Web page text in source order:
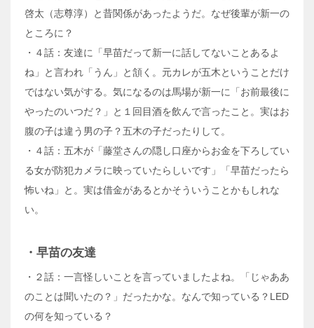
啓太（志尊淳）と昔関係があったようだ。なぜ後輩が新一の
ところに？
・４話：友達に「早苗だって新一に話してないことあるよ
ね」と言われ「うん」と頷く。元カレが五木ということだけ
ではない気がする。気になるのは馬場が新一に「お前最後に
やったのいつだ？」と１回目酒を飲んで言ったこと。実はお
腹の子は違う男の子？五木の子だったりして。
・４話：五木が「藤堂さんの隠し口座からお金を下ろしてい
る女が防犯カメラに映っていたらしいです」「早苗だったら
怖いね」と。実は借金があるとかそういうことかもしれな
い。
・早苗の友達
・２話：一言怪しいことを言っていましたよね。「じゃああ
のことは聞いたの？」だったかな。なんで知っている？LED
の何を知っている？